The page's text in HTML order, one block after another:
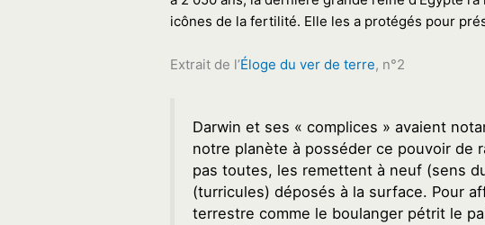
icônes de la fertilité. Elle les a protégés pour
Extrait de l’Éloge du ver de terre, n°2
Darwin et ses « complices » avaient
notre planète à posséder ce pouvoir de
pas toutes, les remettent à neuf (sens
(turricules) déposés à la surface. Pour
terrestre comme le boulanger pétrit le